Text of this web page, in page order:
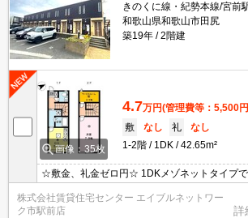
きのくに線・紀勢本線/宮前
和歌山県和歌山市田尻
築19年
2階建
画像：35枚
4.7万円(管理費等：5,500
敷
なし 礼
なし
1-2階
1DK 42.65m²
☆敷金、礼金ゼロ円☆ 1DKメゾネットタイプで
は、賃貸住宅センターまで！！
株式会社賃貸住宅センター エイブルネットワー
ク市駅前店
詳